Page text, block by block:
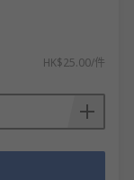
HK$25.00/件